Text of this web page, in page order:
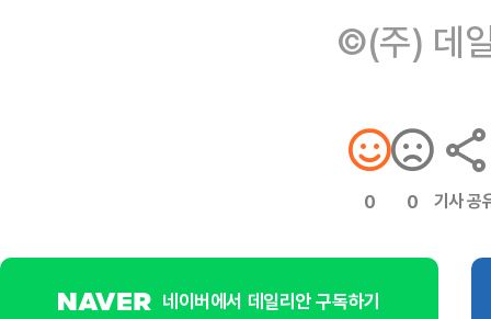
©(주) 데
0 0 기사 공
네이버에서 데일리안 구독하기